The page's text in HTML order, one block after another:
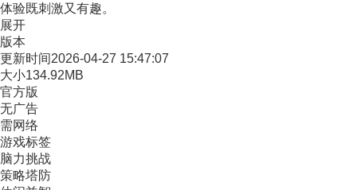
体验既刺激又有趣。
展开
版本
更新时间2026-04-27 15:47:07
大小134.92MB
官方版
无广告
需网络
游戏标签
脑力挑战
策略塔防